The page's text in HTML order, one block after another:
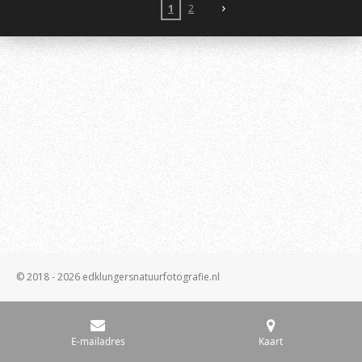
1 2
© 2018 - 2026 edklungersnatuurfotografie.nl
E-mailadres Kaart